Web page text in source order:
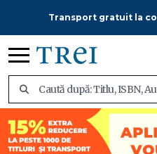
Transport gratuit la